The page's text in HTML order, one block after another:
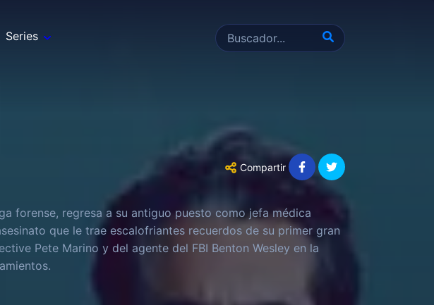
Series
Compartir
forense, regresa a su antiguo puesto como jefa médica
que le trae escalofriantes recuerdos de su primer gran
Pete Marino y del agente del FBI Benton Wesley en la